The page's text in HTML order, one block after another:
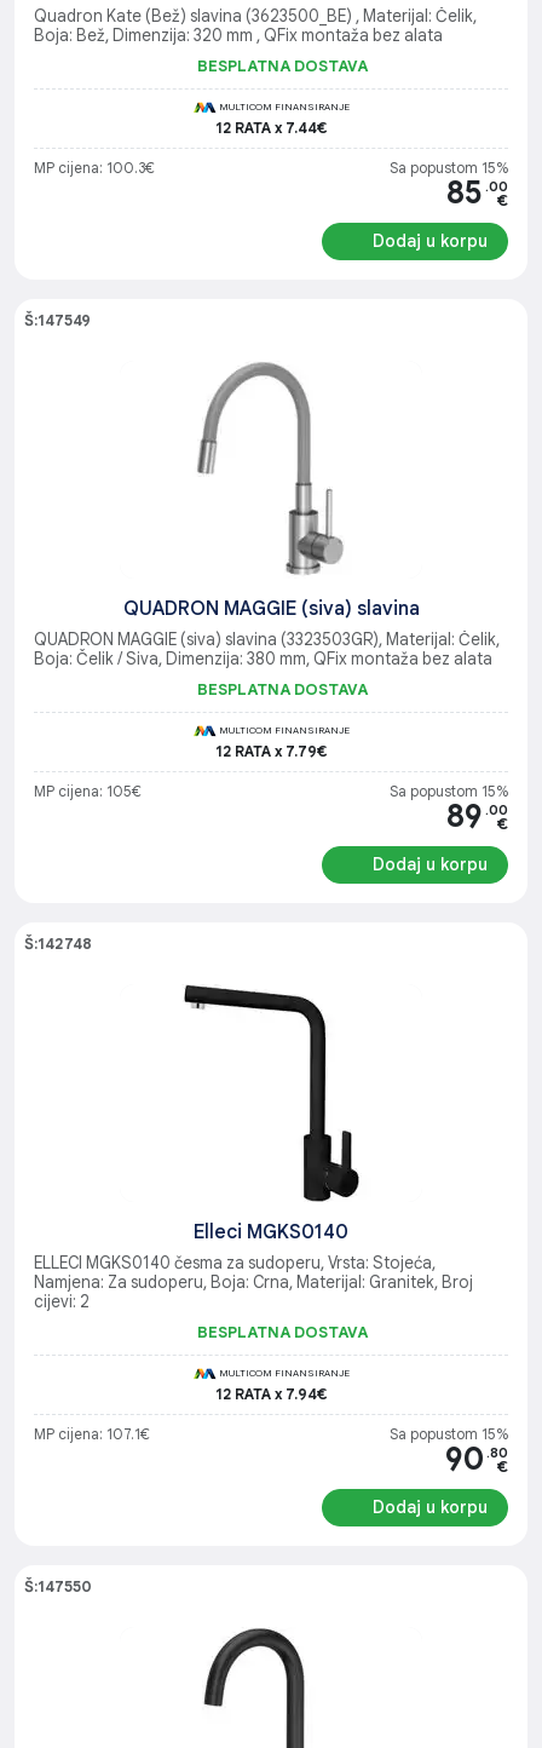
Quadron Kate (Bež) slavina (3623500_BE) , Materijal: Čelik,
Boja: Bež, Dimenzija: 320 mm , QFix montaža bez alata
BESPLATNA DOSTAVA
MULTICOM FINANSIRANJE
12 RATA x 7.44€
MP cijena: 100.3€ Sa popustom 15%
85 .00
€
Dodaj u korpu
Š:147549
QUADRON MAGGIE (siva) slavina
QUADRON MAGGIE (siva) slavina (3323503GR), Materijal: Čelik,
Boja: Čelik / Siva, Dimenzija: 380 mm, QFix montaža bez alata
BESPLATNA DOSTAVA
MULTICOM FINANSIRANJE
12 RATA x 7.79€
MP cijena: 105€ Sa popustom 15%
89 .00
€
Dodaj u korpu
Š:142748
Elleci MGKS0140
ELLECI MGKS0140 česma za sudoperu, Vrsta: Stojeća,
Namjena: Za sudoperu, Boja: Crna, Materijal: Granitek, Broj
cijevi: 2
BESPLATNA DOSTAVA
MULTICOM FINANSIRANJE
12 RATA x 7.94€
MP cijena: 107.1€ Sa popustom 15%
90 .80
€
Dodaj u korpu
Š:147550